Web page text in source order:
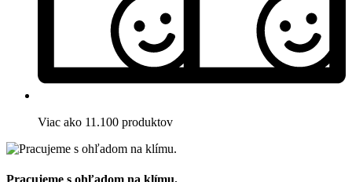
Viac ako 11.100 produktov
Pracujeme s ohľadom na klímu.